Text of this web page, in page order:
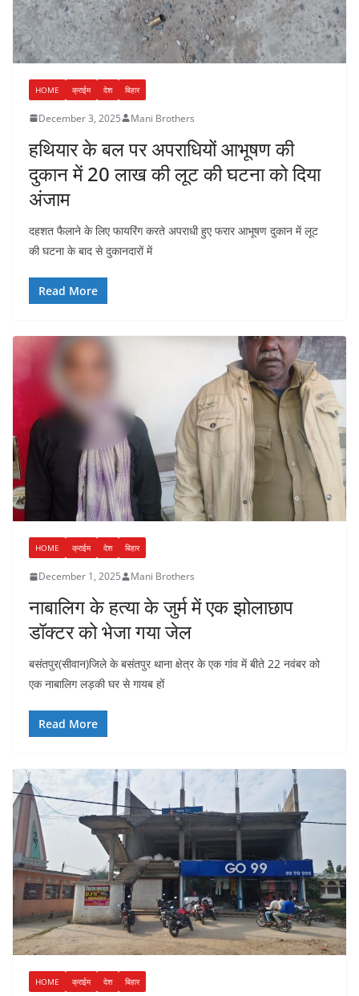
HOME क्राईम देश बिहार
December 3, 2025 Mani Brothers
हथियार के बल पर अपराधियों आभूषण की
दुकान में 20 लाख की लूट की घटना को दिया
अंजाम
दहशत फैलाने के लिए फायरिंग करते अपराधी हुए फरार आभूषण दुकान में लूट
की घटना के बाद से दुकानदारों में
Read More
HOME क्राईम देश बिहार
December 1, 2025 Mani Brothers
नाबालिग के हत्या के जुर्म में एक झोलाछाप
डॉक्टर को भेजा गया जेल
बसंतपुर(सीवान)जिले के बसंतपुर थाना क्षेत्र के एक गांव में बीते 22 नवंबर को
एक नाबालिग लड़की घर से गायब हों
Read More
HOME क्राईम देश बिहार